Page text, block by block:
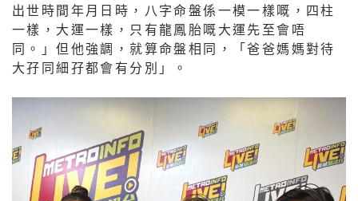
出世時間年月日時，八字命盤係一模一樣嘅，四柱
一樣，大運一樣，只有龍鳳胎嘅大運先至會唔
同。」但他強調，就算命盤相同，「爸爸媽媽對待
大孖同細孖都會有分別」。